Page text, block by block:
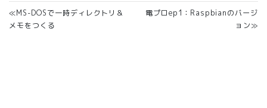
≪MS-DOSで一時ディレクトリ＆
メモをつくる
電プロep1：Raspbianのバージ
ョン≫